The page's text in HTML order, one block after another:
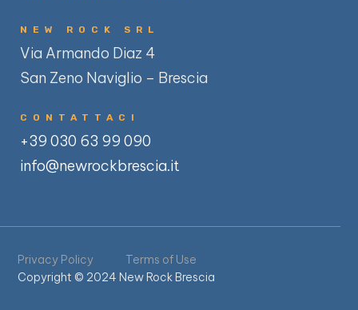
NEW ROCK SRL
Via Armando Diaz 4
San Zeno Naviglio – Brescia
CONTATTACI
+39 030 63 99 090
info@newrockbrescia.it
Privacy Policy
Terms of Use
Copyright © 2024 New Rock Brescia